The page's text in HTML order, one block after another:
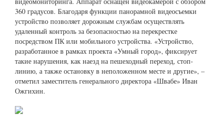
360 градусов. Благодаря функции панорамной видеосъемки
устройство позволяет дорожным службам осуществлять
удаленный контроль за безопасностью на перекрестке
посредством ПК или мобильного устройства. «Устройство,
разработанное в рамках проекта «Умный город», фиксирует
такие нарушения, как наезд на пешеходный переход, стоп-
линию, а также остановку в неположенном месте и другие», –
отметил заместитель генерального директора «Швабе» Иван
Ожгихин.